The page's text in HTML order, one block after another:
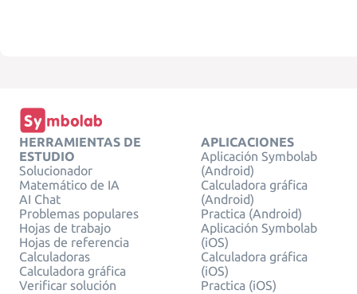
HERRAMIENTAS DE
ESTUDIO
Solucionador
Matemático de IA
AI Chat
Problemas populares
Hojas de trabajo
Hojas de referencia
Calculadoras
Calculadora gráfica
Verificar solución
APLICACIONES
Aplicación Symbolab
(Android)
Calculadora gráfica
(Android)
Practica (Android)
Aplicación Symbolab
(iOS)
Calculadora gráfica
(iOS)
Practica (iOS)